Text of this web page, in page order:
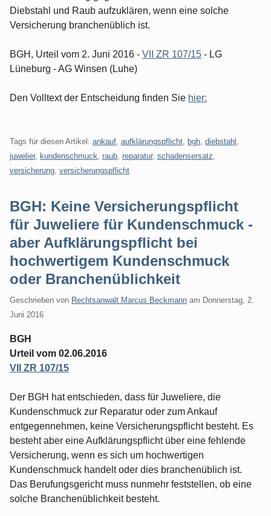
Diebstahl und Raub aufzuklären, wenn eine solche
Versicherung branchenüblich ist.
BGH, Urteil vom 2. Juni 2016 - VII ZR 107/15 - LG
Lüneburg - AG Winsen (Luhe)
Den Volltext der Entscheidung finden Sie hier:
Tags für diesen Artikel: ankauf aufklärungspflicht bgh diebstahl
juwelier, kundenschmuck raub reparatur, schadensersatz
versicherung versicherungspflicht
BGH: Keine Versicherungspflicht
für Juweliere für Kundenschmuck -
aber Aufklärungspflicht bei
hochwertigem Kundenschmuck
oder Branchenüblichkeit
Geschrieben von Rechtsanwalt Marcus Beckmann am Donnerstag, 2.
Juni 2016
BGH
Urteil vom 02.06.2016
VII ZR 107/15
Der BGH hat entschieden, dass für Juweliere, die
Kundenschmuck zur Reparatur oder zum Ankauf
entgegennehmen, keine Versicherungspflicht besteht. Es
besteht aber eine Aufklärungspflicht über eine fehlende
Versicherung, wenn es sich um hochwertigen
Kundenschmuck handelt oder dies branchenüblich ist.
Das Berufungsgericht muss nunmehr feststellen, ob eine
solche Branchenüblichkeit besteht.